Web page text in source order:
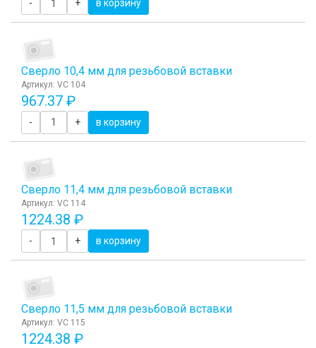
- + в корзину
Сверло 10,4 мм для резьбовой вставки
Артикул: VC 104
967.37 ₽
- + в корзину
Сверло 11,4 мм для резьбовой вставки
Артикул: VC 114
1224.38 ₽
- + в корзину
Сверло 11,5 мм для резьбовой вставки
Артикул: VC 115
1224.38 ₽